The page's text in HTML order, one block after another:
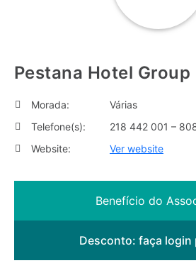
Pestana Hotel Group
Morada:
Várias
Telefone(s):
218 442 001 –
Website:
Ver website
Benefício do
Desconto: faça login